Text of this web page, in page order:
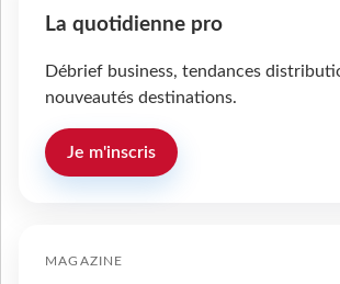
La quotidienne pro
Débrief business, tendances
nouveautés destinations.
Je m'inscris
MAGAZINE